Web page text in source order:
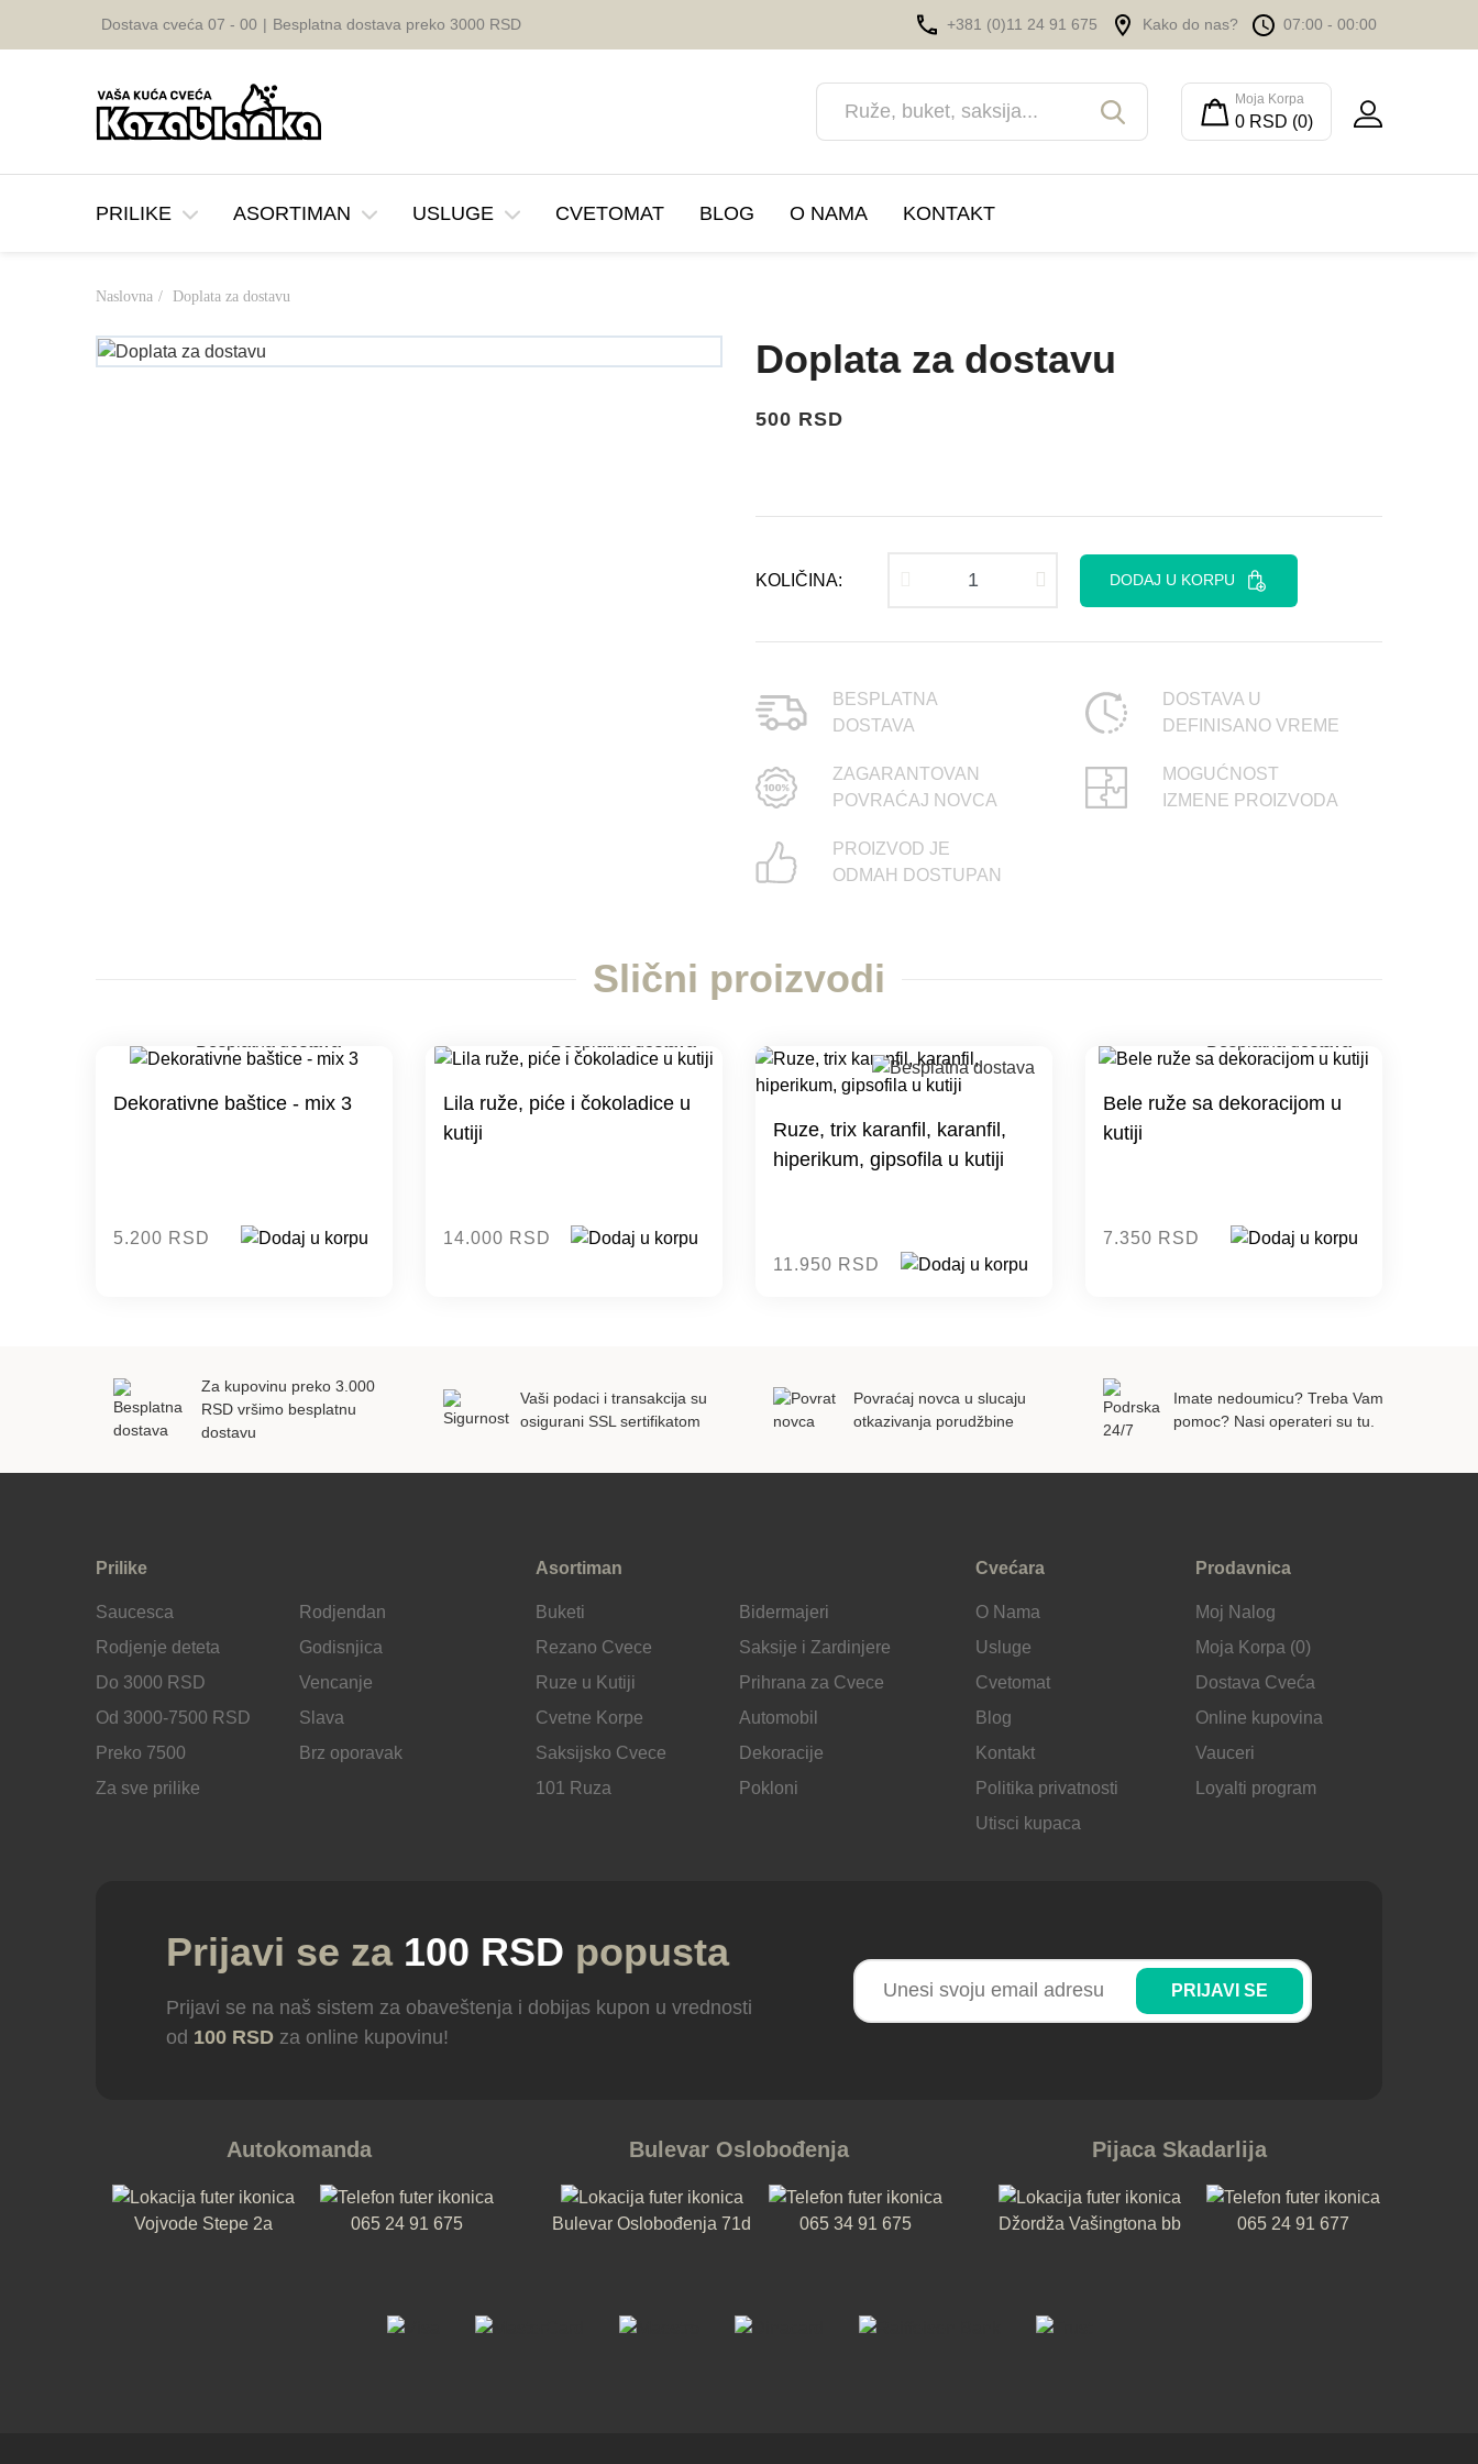
Dostava cveća 07 - 00 | Besplatna dostava preko 3000 RSD +381 (0)11 24 91 675 Kako do nas? 07:00 - 00:00
Moja Korpa
0 RSD (0)
PRILIKE
Godisnjica Brz oporavak
ASORTIMAN
Rezano Cvece
Saksije i Zardinjere
USLUGE
Venčanja i proslave
Korporativni događaji
CVETOMAT BLOG O NAMA KONTAKT
Naslovna Doplata za dostavu
Doplata za dostavu
500 RSD
KOLIČINA: DODAJ U KORPU
BESPLATNA
DOSTAVA
DOSTAVA U
DEFINISANO VREME
ZAGARANTOVAN
POVRAĆAJ NOVCA
MOGUĆNOST
IZMENE PROIZVODA
PROIZVOD JE
ODMAH DOSTUPAN
Slični proizvodi
Dekorativne baštice - mix 3
5.200 RSD
Lila ruže, piće i čokoladice u
kutiji
14.000 RSD
Ruze, trix karanfil, karanfil,
hiperikum, gipsofila u kutiji
11.950 RSD
Bele ruže sa dekoracijom u
kutiji
7.350 RSD
Za kupovinu preko 3.000
RSD vršimo besplatnu
dostavu
Vaši podaci i transakcija su
osigurani SSL sertifikatom
Povraćaj novca u slucaju
otkazivanja porudžbine
Imate nedoumicu? Treba Vam
pomoc? Nasi operateri su tu.
Prilike
Saucesca
Rodjendan
Rodjenje deteta
Godisnjica
Do 3000 RSD
Vencanje
Od 3000-7500 RSD
Slava
Preko 7500
Brz oporavak
Za sve prilike
Asortiman
Buketi
Bidermajeri
Rezano Cvece
Saksije i Zardinjere
Ruze u Kutiji
Prihrana za Cvece
Cvetne Korpe
Automobil
Saksijsko Cvece
Dekoracije
101 Ruza
Pokloni
Cvećara
O Nama
Usluge
Cvetomat
Blog
Kontakt
Politika privatnosti
Utisci kupaca
Prodavnica
Moj Nalog
Moja Korpa (0)
Dostava Cveća
Online kupovina
Vauceri
Loyalti program
Prijavi se za 100 RSD popusta
Prijavi se na naš sistem za obaveštenja i dobijas kupon u vrednosti
od 100 RSD za online kupovinu!
PRIJAVI SE
Autokomanda
Vojvode Stepe 2a 065 24 91 675
Bulevar Oslobođenja
Bulevar Oslobođenja 71d 065 34 91 675
Pijaca Skadarlija
Džordža Vašingtona bb 065 24 91 677